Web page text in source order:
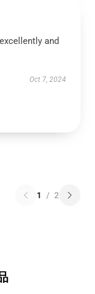
and
Oct 7, 2024
1 / 2